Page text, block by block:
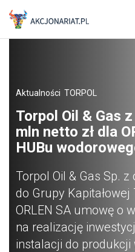
Aktualności TORPOL
Torpol Oil & Gas
mln netto zł dla
HUBu
Torpol Oil & Gas Sp. z
do Grupy Kapitałowej
ORLEN SA umowę o
na realizację
instalacji do produkcji